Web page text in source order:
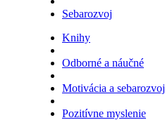
Sebarozvoj
Knihy
Odborné a náučné
Motivácia a sebarozvoj
Pozitívne myslenie